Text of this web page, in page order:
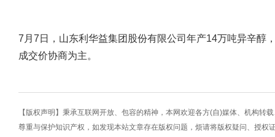
7月7日，山东利华益集团股份有限公司年产14万吨异辛醇
成交价协商为主。
【版权声明】秉承互联网开放、包容的精神，本网欢迎各方(自)媒体、机构转
尊重与保护知识产权，如发现本站文章存在版权问题，烦请将版权疑问、授权